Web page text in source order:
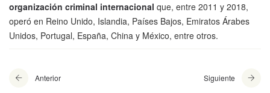
organización criminal internacional que, entre 2011 y 2018,
operó en Reino Unido, Islandia, Países Bajos, Emiratos Árabes
Unidos, Portugal, España, China y México, entre otros.
Anterior Siguiente